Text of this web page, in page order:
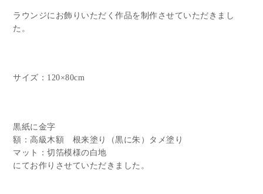
ラウンジにお飾りいただく作品を制作させていただきまし
た。
サイズ：120×80cm
黒紙に金字
額：高級木額 根来塗り（黒に朱）タメ塗り
マット：切箔模様の白地
にてお作りさせていただきました。